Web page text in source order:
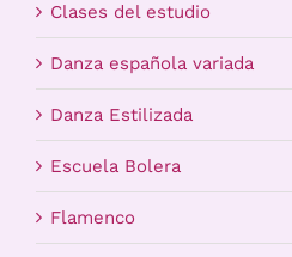
Carrito
Clases del estudio
Danza española variada
Danza Estilizada
Escuela Bolera
Flamenco